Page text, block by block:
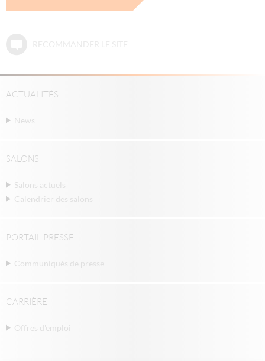
ACTUALITÉS
News
SALONS
Salons actuels
Calendrier des salons
PORTAIL PRESSE
Communiqués de presse
CARRIÈRE
Offres d'emploi